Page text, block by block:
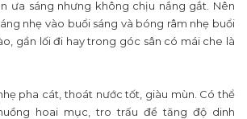
ưa sáng nhưng không chịu nắng gắt. Nên
nhẹ vào buổi sáng và bóng râm nhẹ buổi
gần lối đi hay trong góc sân có mái che là
pha cát, thoát nước tốt, giàu mùn. Có thể
hoai mục, tro trấu để tăng độ dinh